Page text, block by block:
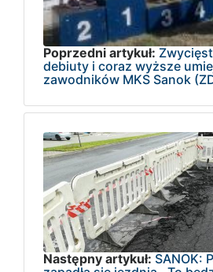
Poprzedni artykuł:
debiuty i coraz wyższe
zawodników MKS Sanok
Następny artykuł: SANOK: